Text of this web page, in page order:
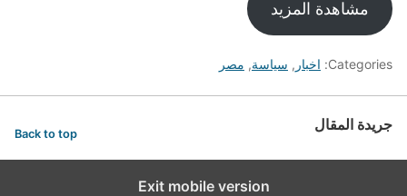
مشاهدة المزيد
Categories: اخبار , سياسة, مصر
جريدة المقال Back to top
Exit mobile version